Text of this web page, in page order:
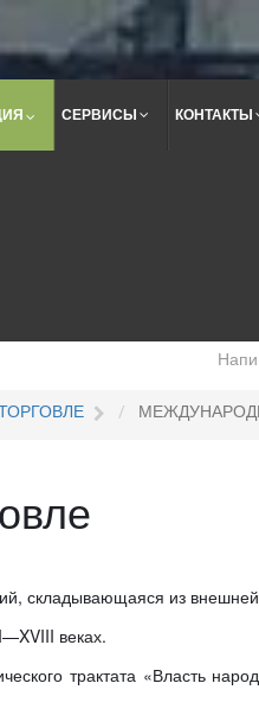
СЕРВИСЫ КОНТАКТЫ
сайту
складывающаяся из внешней
веках.
трактата «Власть